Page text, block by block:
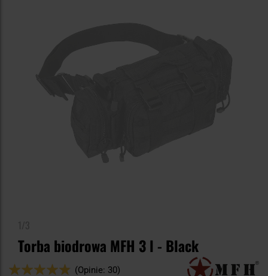
Torba biodrowa MFH 3 l - Black
Ocena:
(Opinie: 30)